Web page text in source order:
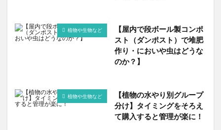
植物や生物など
【屋内で段ボール製コンポ
スト（ダンポスト）で堆肥
作り・においや虫はどうな
のか？】
植物や生物など
【植物の水やり別グループ
分け】タイミングをそろえ
て購入すると管理が楽に！